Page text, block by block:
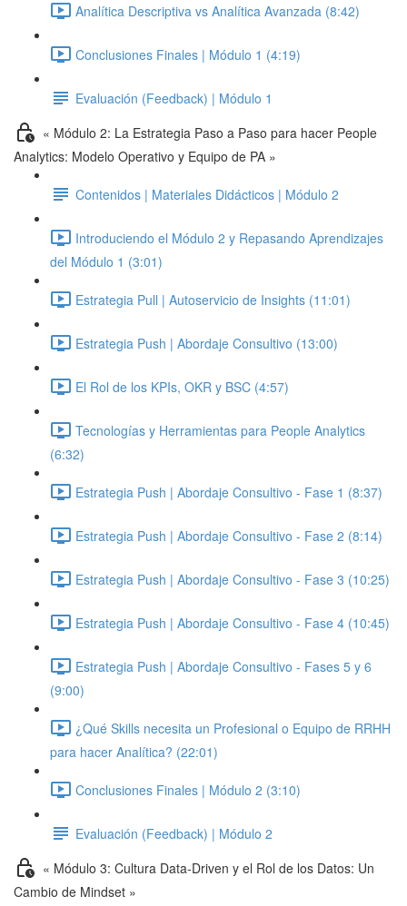
Analítica Descriptiva vs Analítica Avanzada (8:42)
Conclusiones Finales | Módulo 1 (4:19)
Evaluación (Feedback) | Módulo 1
« Módulo 2: La Estrategia Paso a Paso para hacer People
Analytics: Modelo Operativo y Equipo de PA »
Contenidos | Materiales Didácticos | Módulo 2
Introduciendo el Módulo 2 y Repasando Aprendizajes
del Módulo 1 (3:01)
Estrategia Pull | Autoservicio de Insights (11:01)
Estrategia Push | Abordaje Consultivo (13:00)
El Rol de los KPIs, OKR y BSC (4:57)
Tecnologías y Herramientas para People Analytics
(6:32)
Estrategia Push | Abordaje Consultivo - Fase 1 (8:37)
Estrategia Push | Abordaje Consultivo - Fase 2 (8:14)
Estrategia Push | Abordaje Consultivo - Fase 3 (10:25)
Estrategia Push | Abordaje Consultivo - Fase 4 (10:45)
Estrategia Push | Abordaje Consultivo - Fases 5 y 6
(9:00)
¿Qué Skills necesita un Profesional o Equipo de RRHH
para hacer Analítica? (22:01)
Conclusiones Finales | Módulo 2 (3:10)
Evaluación (Feedback) | Módulo 2
« Módulo 3: Cultura Data-Driven y el Rol de los Datos: Un
Cambio de Mindset »